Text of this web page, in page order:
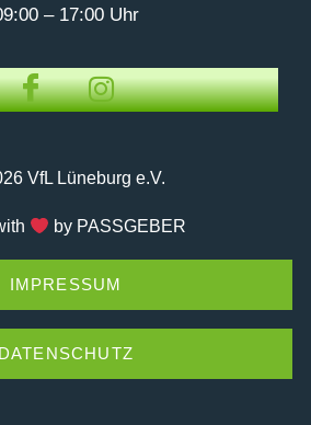
– 17:00 Uhr
VfL Lüneburg e.V.
by PASSGEBER
IMPRESSUM
DATENSCHUTZ